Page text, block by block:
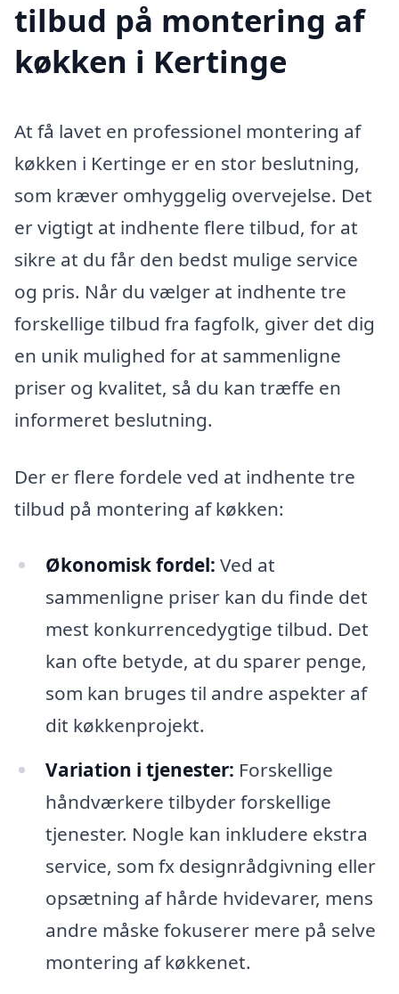
tilbud på montering af
køkken i Kertinge
At få lavet en professionel montering af
køkken i Kertinge er en stor beslutning,
som kræver omhyggelig overvejelse. Det
er vigtigt at indhente flere tilbud, for at
sikre at du får den bedst mulige service
og pris. Når du vælger at indhente tre
forskellige tilbud fra fagfolk, giver det dig
en unik mulighed for at sammenligne
priser og kvalitet, så du kan træffe en
informeret beslutning.
Der er flere fordele ved at indhente tre
tilbud på montering af køkken:
Økonomisk fordel: Ved at
sammenligne priser kan du finde det
mest konkurrencedygtige tilbud. Det
kan ofte betyde, at du sparer penge,
som kan bruges til andre aspekter af
dit køkkenprojekt.
Variation i tjenester: Forskellige
håndværkere tilbyder forskellige
tjenester. Nogle kan inkludere ekstra
service, som fx designrådgivning eller
opsætning af hårde hvidevarer, mens
andre måske fokuserer mere på selve
montering af køkkenet.